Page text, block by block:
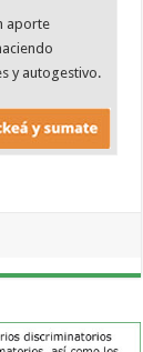
aporte
y autogestivo.